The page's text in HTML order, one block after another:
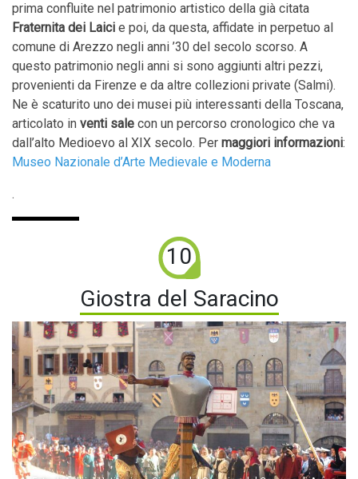
prima confluite nel patrimonio artistico della già citata
Fraternita dei Laici e poi, da questa, affidate in perpetuo al
comune di Arezzo negli anni ’30 del secolo scorso. A
questo patrimonio negli anni si sono aggiunti altri pezzi,
provenienti da Firenze e da altre collezioni private (Salmi).
Ne è scaturito uno dei musei più interessanti della Toscana,
articolato in venti sale con un percorso cronologico che va
dall’alto Medioevo al XIX secolo. Per maggiori informazioni:
Museo Nazionale d’Arte Medievale e Moderna
.
10
Giostra del Saracino